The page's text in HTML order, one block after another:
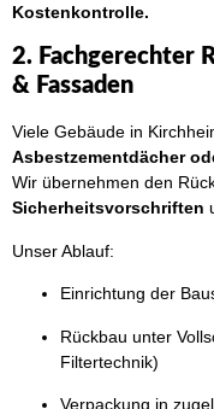
Kostenkontrolle.
2. Fachgerechter
& Fassaden
Viele Gebäude in
Asbestzementdächer
Wir übernehmen den
Sicherheitsvorschriften
Unser Ablauf:
Einrichtung der
Rückbau unter
Filtertechnik)
Verpackung in